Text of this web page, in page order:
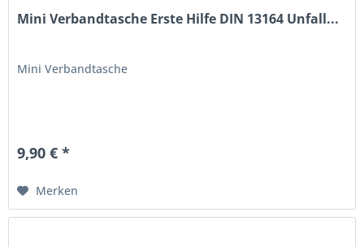
Mini Verbandtasche Erste Hilfe DIN 13164 Unfall...
Mini Verbandtasche
9,90 € *
Merken